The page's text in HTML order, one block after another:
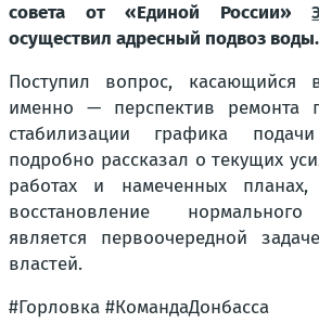
совета от «Единой России»
осуществил адресный подвоз воды.
Поступил вопрос, касающийся
именно — перспектив ремонта
стабилизации графика
подробно рассказал о текущих
работах и намеченных планах,
восстановление
является первоочередной
властей.
#Горловка #КомандаДонбасса